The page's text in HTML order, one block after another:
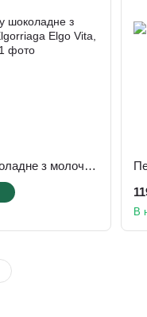
Печиво без цукру шоколадне з молочною начинкою, Elgorriaga Elgo Vita, 180 г
В